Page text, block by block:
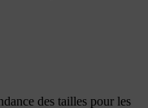
des tailles pour les